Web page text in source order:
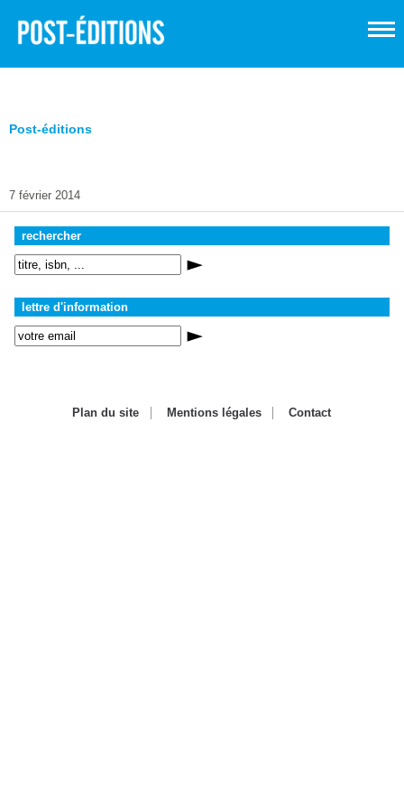
rechercher
lettre d'information
7 février 2014
Post-éditions
Plan du site Mentions légales Contact